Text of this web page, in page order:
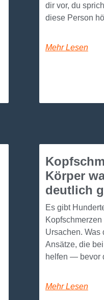
dir vor, du
diese Person
Mehr Lesen
Körper
deutlich
Es gibt
Ursachen. Was
Ansätze, die
helfen — bevor
Mehr Lesen